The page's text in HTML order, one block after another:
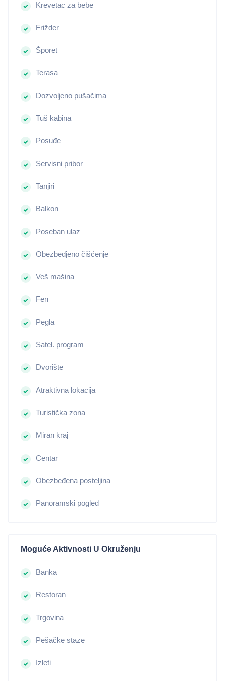
Krevetac za bebe
Frižder
Šporet
Terasa
Dozvoljeno pušačima
Tuš kabina
Posuđe
Servisni pribor
Tanjiri
Balkon
Poseban ulaz
Obezbedjeno čišćenje
Veš mašina
Fen
Pegla
Satel. program
Dvorište
Atraktivna lokacija
Turistička zona
Miran kraj
Centar
Obezbeđena posteljina
Panoramski pogled
Moguće Aktivnosti U Okruženju
Banka
Restoran
Trgovina
Pešačke staze
Izleti